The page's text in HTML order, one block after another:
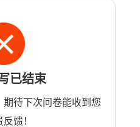
已结束
待下次问卷能收到您
馈！